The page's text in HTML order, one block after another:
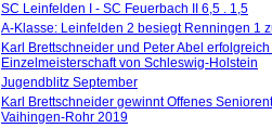
SC Leinfelden I - SC Feuerbach II 6,5 . 1,5
A-Klasse: Leinfelden 2 besiegt Renningen 1
Karl Brettschneider und Peter Abel
Einzelmeisterschaft von Schleswig-Holstein
Jugendblitz September
Karl Brettschneider gewinnt Offenes
Vaihingen-Rohr 2019